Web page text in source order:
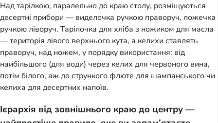
Над тарілкою, паралельно до краю столу, розміщуються
десертні прибори — виделочка ручкою праворуч, ложечка
ручкою ліворуч. Тарілочка для хліба з ножиком для масла
— територія лівого верхнього кута, а келихи ставлять
праворуч, над ножем, у порядку використання: від
найбільшого (для води) через келих для червоного вина,
потім білого, аж до стрункого флюте для шампанського чи
келиха для десертних напоїв.
Ієрархія від зовнішнього краю до центру —